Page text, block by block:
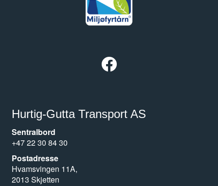
Facebook Hurtig-Gutta Transport AS
Hurtig-Gutta Transport AS
Sentralbord
+47 22 30 84 30
Postadresse
Hvamsvingen 11A,
2013 Skjetten